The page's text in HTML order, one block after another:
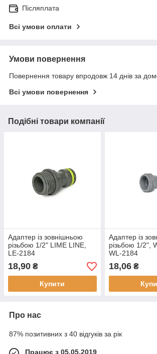
Післяплата
Всі умови оплати
Умови повернення
Повернення товару впродовж 14 днів за
Всі умови повернення
Подібні товари компанії
Адаптер із зовнішньою
різьбою 1/2" LIME LINE,
LE-2184
18,90 ₴
Купити
Адаптер із
різьбою 1/2",
WL-2184
18,06₴
Про нас
87% позитивних з 40 відгуків за рік
Працює з 05.05.2019